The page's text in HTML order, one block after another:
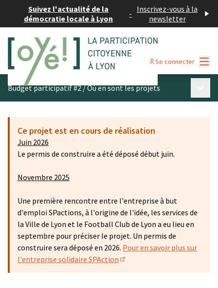
Suivez l'actualité de la
démocratie locale à Lyon
- Inscrivez-vous à la
newsletter
Se connecter
Budget participatif #2/Où en sont les projets
Ce projet est en cours de réalisation
Juin 2026
Le permis de construire a été déposé début juin.
Novembre 2025
Une première rencontre entre l'entreprise à but
d'emploi SPactions, à l'origine de l'idée, les services de
la Ville de Lyon et le Football Club de Lyon a eu lieu en
septembre pour préciser le projet. Un permis de
construire sera déposé en 2026. Pour en savoir plus sur
l'entreprise solidaire SPAction